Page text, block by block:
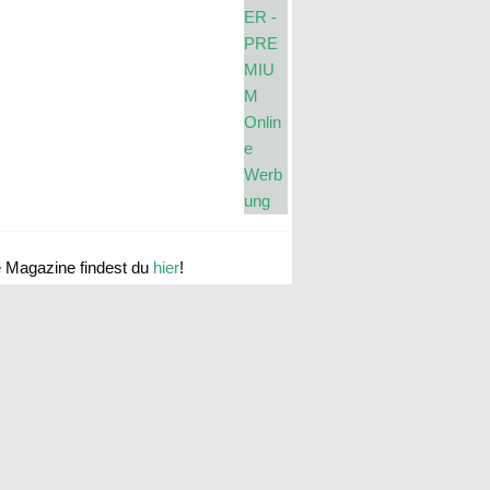
Magazine findest du hier!